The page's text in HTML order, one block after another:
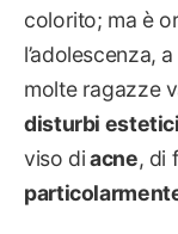
colorito; ma è
l’adolescenza,
molte ragazze
disturbi estetici
viso diacne, di